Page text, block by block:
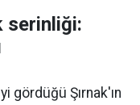
serinliği:
gördüğü Şırnak'ın